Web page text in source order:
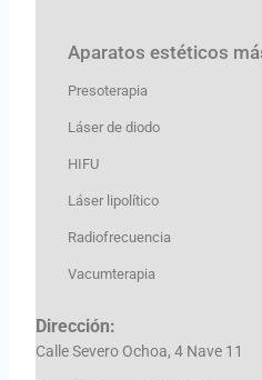
Aparatos estéticos
Presoterapia
Láser de diodo
HIFU
Láser lipolítico
Radiofrecuencia
Vacumterapia
Dirección:
Calle Severo Ochoa, 4 Nave 11